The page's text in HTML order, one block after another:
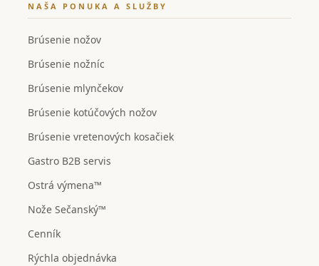
NAŠA PONUKA A SLUŽBY
Brúsenie nožov
Brúsenie nožníc
Brúsenie mlynčekov
Brúsenie kotúčových nožov
Brúsenie vretenových kosačiek
Gastro B2B servis
Ostrá výmena™
Nože Sečanský™
Cenník
Rýchla objednávka